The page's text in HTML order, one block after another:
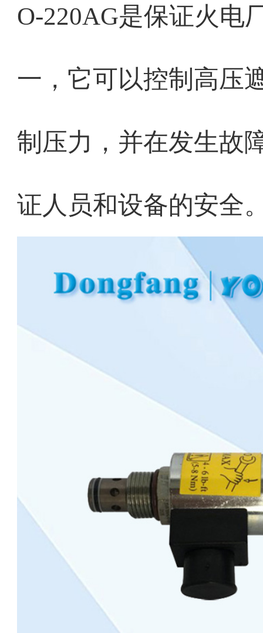
O-220AG是保证火电
一，它可以控制高压
制压力，并在发生故
证人员和设备的安全